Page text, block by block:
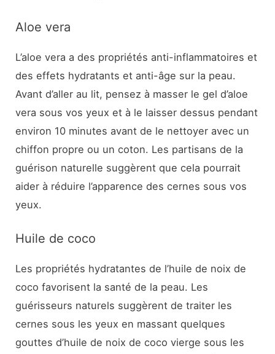
Aloe vera
L’aloe vera a des propriétés anti-inflammatoires et
des effets hydratants et anti-âge sur la peau.
Avant d’aller au lit, pensez à masser le gel d’aloe
vera sous vos yeux et à le laisser dessus pendant
environ 10 minutes avant de le nettoyer avec un
chiffon propre ou un coton. Les partisans de la
guérison naturelle suggèrent que cela pourrait
aider à réduire l’apparence des cernes sous vos
yeux.
Huile de coco
Les propriétés hydratantes de l’huile de noix de
coco favorisent la santé de la peau. Les
guérisseurs naturels suggèrent de traiter les
cernes sous les yeux en massant quelques
gouttes d’huile de noix de coco vierge sous les